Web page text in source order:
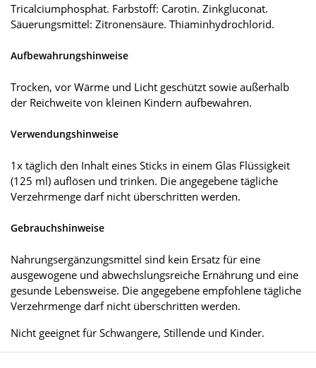
Tricalciumphosphat. Farbstoff: Carotin. Zinkgluconat.
Säuerungsmittel: Zitronensäure. Thiaminhydrochlorid.
Aufbewahrungshinweise
Trocken, vor Wärme und Licht geschützt sowie außerhalb
der Reichweite von kleinen Kindern aufbewahren.
Verwendungshinweise
1x täglich den Inhalt eines Sticks in einem Glas Flüssigkeit
(125 ml) auflösen und trinken. Die angegebene tägliche
Verzehrmenge darf nicht überschritten werden.
Gebrauchshinweise
Nahrungsergänzungsmittel sind kein Ersatz für eine
ausgewogene und abwechslungsreiche Ernährung und eine
gesunde Lebensweise. Die angegebene empfohlene tägliche
Verzehrmenge darf nicht überschritten werden.
Nicht geeignet für Schwangere, Stillende und Kinder.